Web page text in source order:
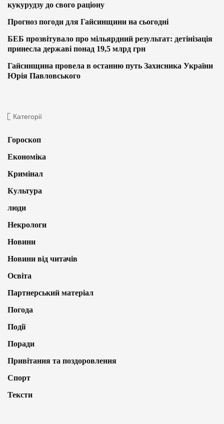
кукурудзу до свого раціону
Прогноз погоди для Гайсинщини на сьогодні
БЕБ прозвітувало про мільярдний результат: детінізація
принесла державі понад 19,5 млрд грн
Гайсинщина провела в останню путь Захисника України
Юрія Павловського
Категорії
Гороскоп
Економіка
Кримінал
Культура
люди
Некрологи
Новини
Новини від читачів
Освіта
Партнерський матеріал
Погода
Події
Поради
Привітання та поздоровлення
Спорт
Тексти